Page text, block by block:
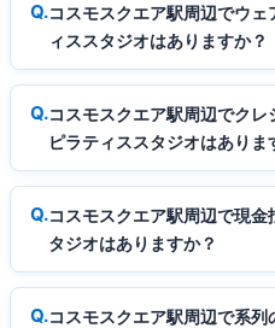
コスモスクエア駅周辺でウ
ィススタジオはありますか？
コスモスクエア駅周辺でク
ピラティススタジオはありま
コスモスクエア駅周辺で現
タジオはありますか？
コスモスクエア駅周辺で系